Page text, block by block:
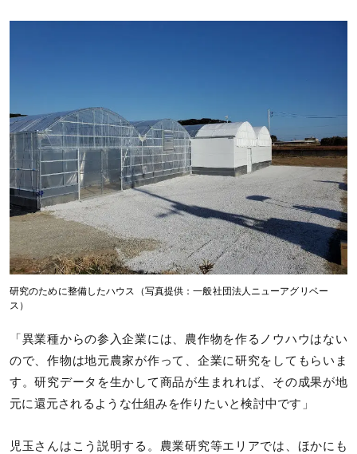
研究のために整備したハウス（写真提供：一般社団法人ニューアグリベー
ス）
「異業種からの参入企業には、農作物を作るノウハウはない
ので、作物は地元農家が作って、企業に研究をしてもらいま
す。研究データを生かして商品が生まれれば、その成果が地
元に還元されるような仕組みを作りたいと検討中です」
児玉さんはこう説明する。農業研究等エリアでは、ほかにも